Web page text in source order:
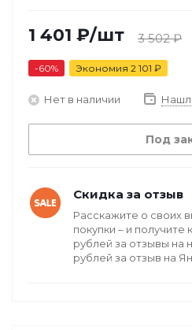
1 401 ₽/шт 3 502₽
-60% Экономия 2 101 ₽
Нет в наличии
Под
Скидка за отзыв
Расскажите о своих
покупки – и получите
рублей за отзывы на
рублей за отзыв на